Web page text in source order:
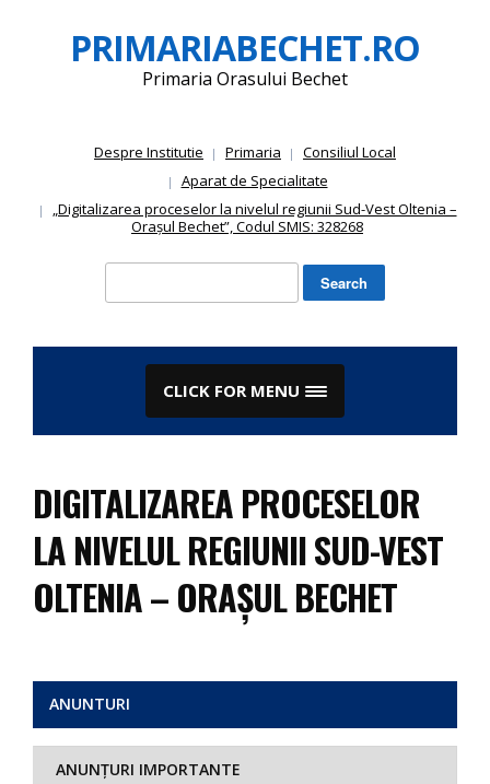
to
content
PRIMARIABECHET.RO
Primaria Orasului Bechet
Despre Institutie Primaria
Consiliul Local
Aparat de Specialitate
„Digitalizarea proceselor la nivelul regiunii Sud-Vest Oltenia –
Orașul Bechet”, Codul SMIS: 328268
CLICK FOR MENU
DIGITALIZAREA PROCESELOR
LA NIVELUL REGIUNII SUD-VEST
OLTENIA – ORAȘUL BECHET
ANUNTURI
ANUNȚURI IMPORTANTE